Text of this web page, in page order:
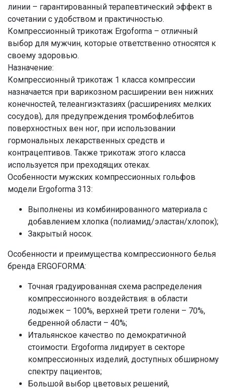
линии – гарантированный терапевтический эффект в
сочетании с удобством и практичностью.
Компрессионный трикотаж Ergoforma – отличный
выбор для мужчин, которые ответственно относятся к
своему здоровью.
Назначение:
Компрессионный трикотаж 1 класса компрессии
назначается при варикозном расширении вен нижних
конечностей, телеангиэктазиях (расширениях мелких
сосудов), для предупреждения тромбофлебитов
поверхностных вен ног, при использовании
гормональных лекарственных средств и
контрацептивов. Также трикотаж этого класса
используется при преходящих отеках.
Особенности мужских компрессионных гольфов
модели Ergoforma 313:
Выполнены из комбинированного материала с
добавлением хлопка (полиамид/эластан/хлопок);
Закрытый носок.
Особенности и преимущества компрессионного белья
бренда ERGOFORMA:
Точная градуированная схема распределения
компрессионного воздействия: в области
лодыжек – 100%, верхней трети голени – 70%,
бедренной области – 40%;
Итальянское качество по демократичной
стоимости. Ergoforma лидирует в секторе
компрессионных изделий, доступных обширному
спектру пациентов;
Большой выбор цветовых решений,